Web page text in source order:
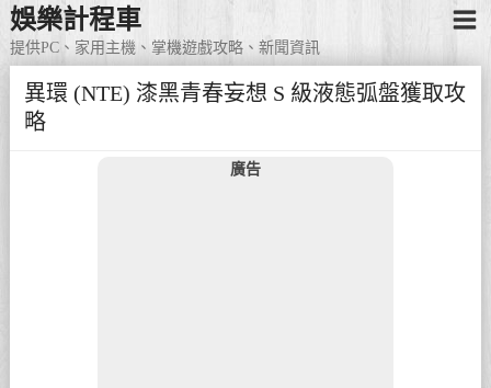
娛樂計程車
提供PC、家用主機、掌機遊戲攻略、新聞資訊
異環 (NTE) 漆黑青春妄想 S 級液態弧盤獲取攻
略
廣告